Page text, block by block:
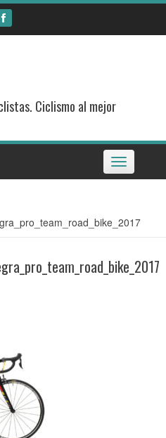
Ciclismo al mejor
Toggle
navigation